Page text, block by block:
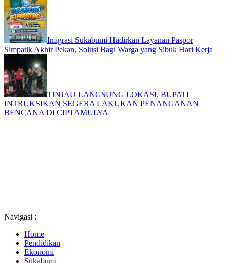
Imigrasi Sukabumi Hadirkan Layanan Paspor
Simpatik Akhir Pekan, Solusi Bagi Warga yang Sibuk Hari Kerja
TINJAU LANGSUNG LOKASI, BUPATI
INTRUKSIKAN SEGERA LAKUKAN PENANGANAN
BENCANA DI CIPTAMULYA
Navigasi :
Home
Pendidikan
Ekonomi
Sukabumi